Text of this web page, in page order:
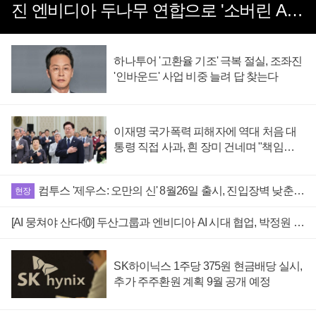
진 엔비디아 두나무 연합으로 '소버린 AI'
확장
하나투어 '고환율 기조' 극복 절실, 조좌진
'인바운드' 사업 비중 늘려 답 찾는다
이재명 국가폭력 피해자에 역대 처음 대
통령 직접 사과, 흰 장미 건네며 "책임엔
현장 컴투스 '제우스: 오만의 신' 8월26일 출시, 진입장벽 낮춘 MMORPG 내걸어
[AI 뭉쳐야 산다⑩] 두산그룹과 엔비디아 AI 시대 협업, 박정원 에너지·로보틱스·반도체 소재 아우르다
SK하이닉스 1주당 375원 현금배당 실시,
추가 주주환원 계획 9월 공개 예정